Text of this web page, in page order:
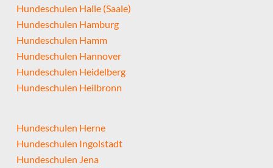
Hundeschulen Halle (Saale)
Hundeschulen Hamburg
Hundeschulen Hamm
Hundeschulen Hannover
Hundeschulen Heidelberg
Hundeschulen Heilbronn
Hundeschulen Herne
Hundeschulen Ingolstadt
Hundeschulen Jena